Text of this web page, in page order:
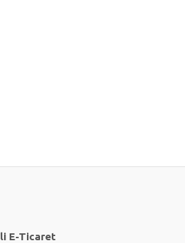
E-Ticaret